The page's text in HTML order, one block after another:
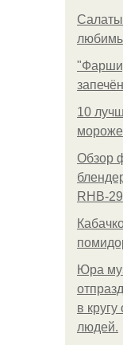
Салаты
10
Обзор
RHB-
Юра
в
людей.